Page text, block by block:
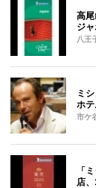
高
ジ
八王
ミ
ホ
市ケ
「
店